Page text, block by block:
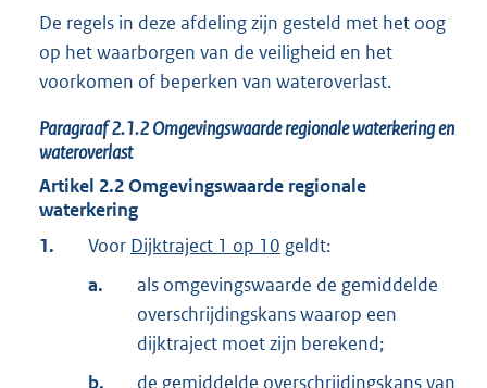
De regels in deze afdeling zijn gesteld met het oog
op het waarborgen van de veiligheid en het
voorkomen of beperken van wateroverlast.
Paragraaf2.1.2Omgevingswaarde regionale waterkering en
wateroverlast
Artikel 2.2Omgevingswaarde regionale
waterkering
1.
Voor Dijktraject 1 op 10 geldt:
a.
als omgevingswaarde de gemiddelde
overschrijdingskans waarop een
dijktraject moet zijn berekend;
b.
de gemiddelde overschrijdingskans van